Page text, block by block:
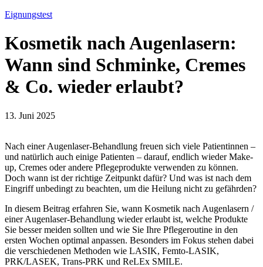
Eignungstest
Kosmetik nach Augenlasern:
Wann sind Schminke, Cremes
& Co. wieder erlaubt?
13. Juni 2025
Nach einer Augenlaser-Behandlung freuen sich viele Patientinnen –
und natürlich auch einige Patienten – darauf, endlich wieder Make-
up, Cremes oder andere Pflegeprodukte verwenden zu können.
Doch wann ist der richtige Zeitpunkt dafür? Und was ist nach dem
Eingriff unbedingt zu beachten, um die Heilung nicht zu gefährden?
In diesem Beitrag erfahren Sie, wann Kosmetik nach Augenlasern /
einer Augenlaser-Behandlung wieder erlaubt ist, welche Produkte
Sie besser meiden sollten und wie Sie Ihre Pflegeroutine in den
ersten Wochen optimal anpassen. Besonders im Fokus stehen dabei
die verschiedenen Methoden wie LASIK, Femto-LASIK,
PRK/LASEK, Trans-PRK und ReLEx SMILE.